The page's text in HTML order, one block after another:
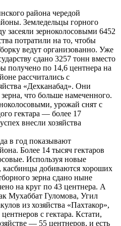
района чередой
Земледельцы горного
засеяли зерноколосовыми 6452
потратили на то, чтобы
ведут организованно. Уже
сдано 3257 тонн вместо
получено по 14,6 центнера на
рассчитались с
«Дехканабад». Они
что больше намеченного.
урожай снят с
гектара — более 17
внесли хозяйства
в год показывают
Более 14 тысяч гектаров
Используя новые
касбинцы добиваются хороших
зерна сдано ныне
на круг по 43 центнера. А
Мухаббат Гуломова, Угил
из хозяйства «Пахтакор»,
с гектара. Кстати,
— 55 центнеров, и есть